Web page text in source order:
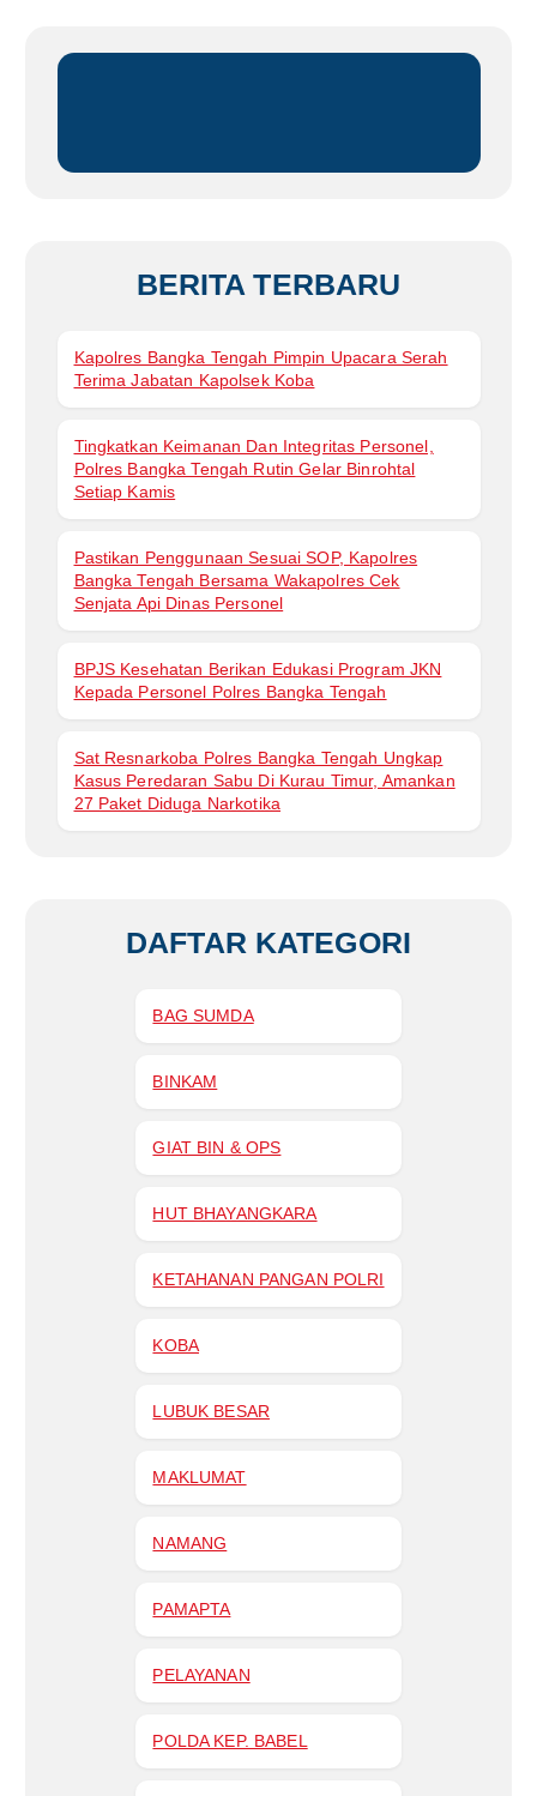
n
:
BERITA TERBARU
Kapolres Bangka Tengah Pimpin Upacara Serah
Terima Jabatan Kapolsek Koba
Tingkatkan Keimanan Dan Integritas Personel,
Polres Bangka Tengah Rutin Gelar Binrohtal
Setiap Kamis
Pastikan Penggunaan Sesuai SOP, Kapolres
Bangka Tengah Bersama Wakapolres Cek
Senjata Api Dinas Personel
BPJS Kesehatan Berikan Edukasi Program JKN
Kepada Personel Polres Bangka Tengah
Sat Resnarkoba Polres Bangka Tengah Ungkap
Kasus Peredaran Sabu Di Kurau Timur, Amankan
27 Paket Diduga Narkotika
DAFTAR KATEGORI
BAG SUMDA
BINKAM
GIAT BIN & OPS
HUT BHAYANGKARA
KETAHANAN PANGAN POLRI
KOBA
LUBUK BESAR
MAKLUMAT
NAMANG
PAMAPTA
PELAYANAN
POLDA KEP. BABEL